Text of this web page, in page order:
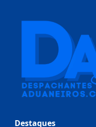
Destaques